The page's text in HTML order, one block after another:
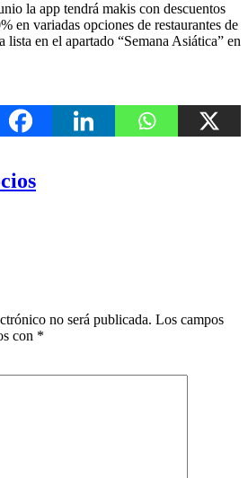
la app tendrá makis con descuentos
en variadas opciones de restaurantes de
lista en el apartado “Semana Asiática” en
no será publicada. Los campos
con *